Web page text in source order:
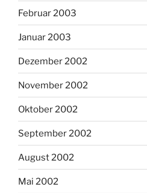
Februar 2003
Januar 2003
Dezember 2002
November 2002
Oktober 2002
September 2002
August 2002
Mai 2002